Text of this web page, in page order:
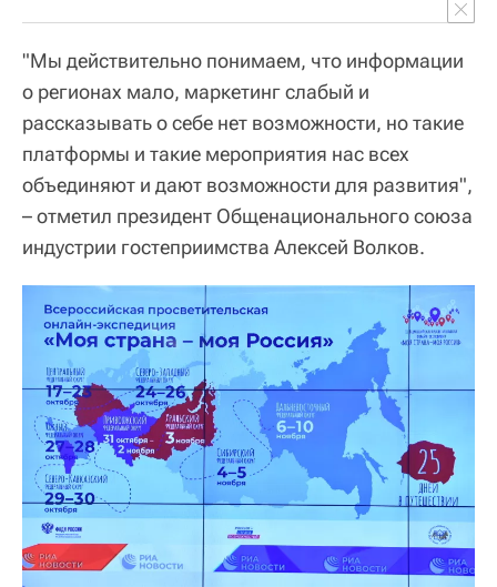
"Мы действительно понимаем, что информации
о регионах мало, маркетинг слабый и
рассказывать о себе нет возможности, но такие
платформы и такие мероприятия нас всех
объединяют и дают возможности для развития",
– отметил президент Общенационального союза
индустрии гостеприимства Алексей Волков.